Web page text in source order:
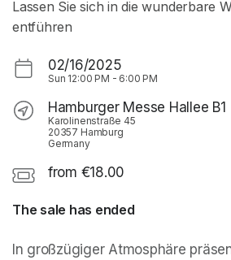
Lassen Sie sich in die wunderbare
entführen
02/16/2025
Sun 12:00 PM - 6:00 PM
Hamburger Messe Hallee B1
Karolinenstraße 45
20357 Hamburg
Germany
from €18.00
The sale has ended
In großzügiger Atmosphäre